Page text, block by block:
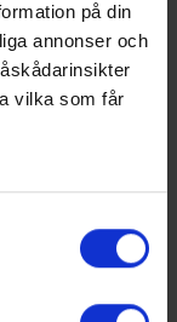
på din
annonser och
vilka som får
meter
officiella app
lägga upp
kan du